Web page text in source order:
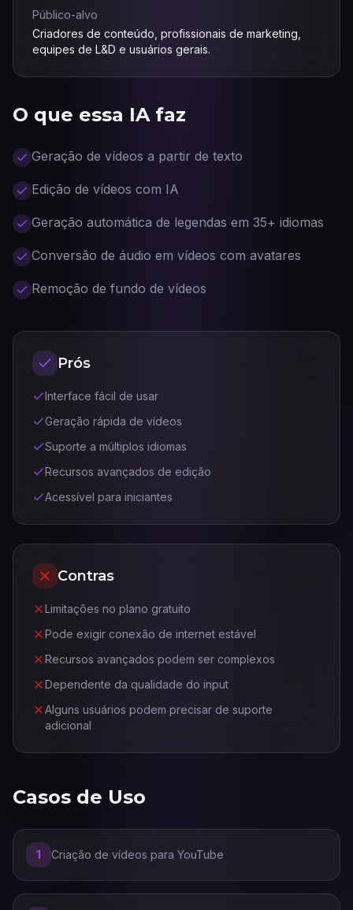
O que essa IA faz
Geração de vídeos a partir de texto
Edição de vídeos com IA
Geração automática de legendas em 35+ idiomas
Conversão de áudio em vídeos com avatares
Remoção de fundo de vídeos
Prós
Interface fácil de usar
Geração rápida de vídeos
Suporte a múltiplos idiomas
Recursos avançados de edição
Acessível para iniciantes
Contras
Limitações no plano gratuito
Pode exigir conexão de internet estável
Recursos avançados podem ser complexos
Dependente da qualidade do input
Alguns usuários podem precisar de suporte
adicional
Casos de Uso
1 Criação de vídeos para YouTube
Público-alvo
Criadores de conteúdo, profissionais de marketing,
equipes de L&D e usuários gerais.